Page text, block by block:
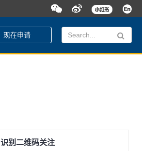
现在申请
识别二维码关注